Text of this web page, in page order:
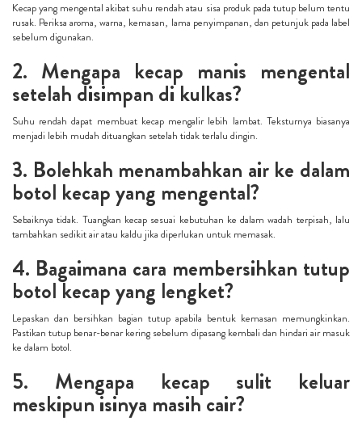
Kecap yang mengental akibat suhu rendah atau sisa produk pada tutup belum tentu
rusak. Periksa aroma, warna, kemasan, lama penyimpanan, dan petunjuk pada label
sebelum digunakan.
2. Mengapa kecap manis mengental
setelah disimpan di kulkas?
Suhu rendah dapat membuat kecap mengalir lebih lambat. Teksturnya biasanya
menjadi lebih mudah dituangkan setelah tidak terlalu dingin.
3. Bolehkah menambahkan air ke dalam
botol kecap yang mengental?
Sebaiknya tidak. Tuangkan kecap sesuai kebutuhan ke dalam wadah terpisah, lalu
tambahkan sedikit air atau kaldu jika diperlukan untuk memasak.
4. Bagaimana cara membersihkan tutup
botol kecap yang lengket?
Lepaskan dan bersihkan bagian tutup apabila bentuk kemasan memungkinkan.
Pastikan tutup benar-benar kering sebelum dipasang kembali dan hindari air masuk
ke dalam botol.
5. Mengapa kecap sulit keluar
meskipun isinya masih cair?